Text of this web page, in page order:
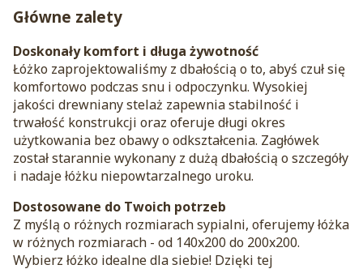
Główne zalety
Doskonały komfort i długa żywotność
Łóżko zaprojektowaliśmy z dbałością o to, abyś czuł się
komfortowo podczas snu i odpoczynku. Wysokiej
jakości drewniany stelaż zapewnia stabilność i
trwałość konstrukcji oraz oferuje długi okres
użytkowania bez obawy o odkształcenia. Zagłówek
został starannie wykonany z dużą dbałością o szczegóły
i nadaje łóżku niepowtarzalnego uroku.
Dostosowane do Twoich potrzeb
Z myślą o różnych rozmiarach sypialni, oferujemy łóżka
w różnych rozmiarach - od 140x200 do 200x200.
Wybierz łóżko idealne dla siebie! Dzięki tej